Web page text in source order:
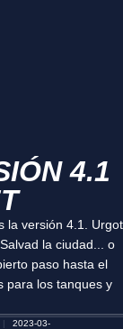
4.1
la versión 4.1. Urgot
la ciudad... o
paso hasta el
para los tanques y
2023-03-